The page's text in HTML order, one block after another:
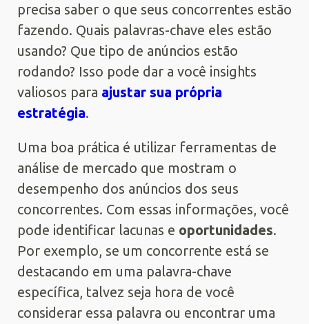
precisa saber o que seus concorrentes estão
fazendo. Quais palavras-chave eles estão
usando? Que tipo de anúncios estão
rodando? Isso pode dar a você insights
valiosos para ajustar sua própria
estratégia.
Uma boa prática é utilizar ferramentas de
análise de mercado que mostram o
desempenho dos anúncios dos seus
concorrentes. Com essas informações, você
pode identificar lacunas e oportunidades.
Por exemplo, se um concorrente está se
destacando em uma palavra-chave
específica, talvez seja hora de você
considerar essa palavra ou encontrar uma